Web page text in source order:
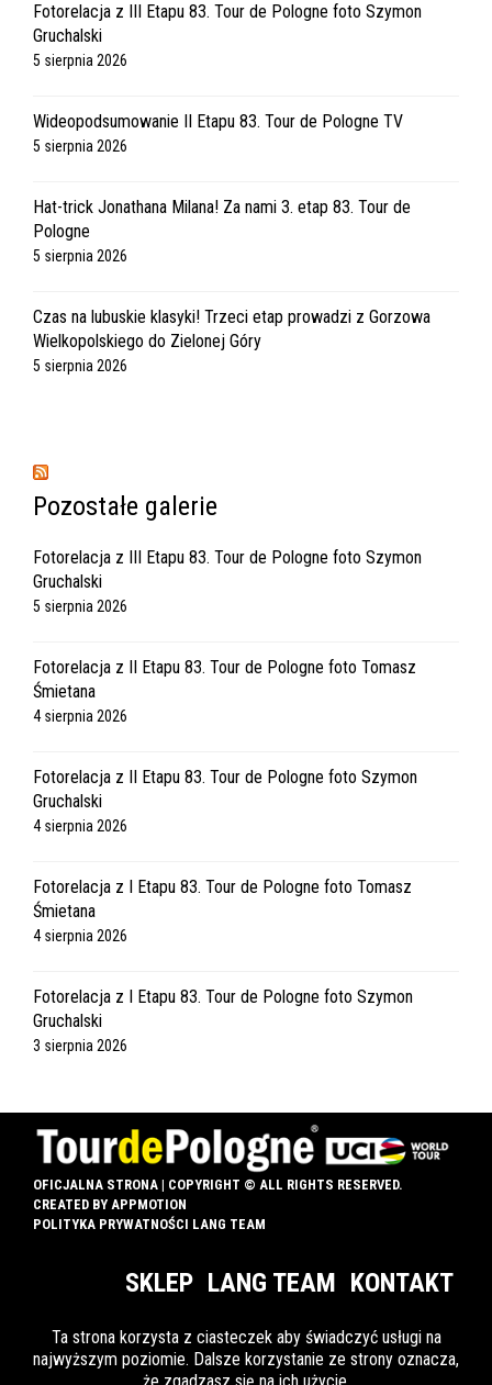
Fotorelacja z III Etapu 83. Tour de Pologne foto Szymon
Gruchalski
5 sierpnia 2026
Wideopodsumowanie II Etapu 83. Tour de Pologne TV
5 sierpnia 2026
Hat-trick Jonathana Milana! Za nami 3. etap 83. Tour de
Pologne
5 sierpnia 2026
Czas na lubuskie klasyki! Trzeci etap prowadzi z Gorzowa
Wielkopolskiego do Zielonej Góry
5 sierpnia 2026
Pozostałe galerie
Fotorelacja z III Etapu 83. Tour de Pologne foto Szymon
Gruchalski
5 sierpnia 2026
Fotorelacja z II Etapu 83. Tour de Pologne foto Tomasz
Śmietana
4 sierpnia 2026
Fotorelacja z II Etapu 83. Tour de Pologne foto Szymon
Gruchalski
4 sierpnia 2026
Fotorelacja z I Etapu 83. Tour de Pologne foto Tomasz
Śmietana
4 sierpnia 2026
Fotorelacja z I Etapu 83. Tour de Pologne foto Szymon
Gruchalski
3 sierpnia 2026
OFICJALNA STRONA | COPYRIGHT © ALL RIGHTS RESERVED.
CREATED BY APPMOTION
POLITYKA PRYWATNOŚCI LANG TEAM
SKLEP LANG TEAM KONTAKT
Ta strona korzysta z ciasteczek aby świadczyć usługi na
najwyższym poziomie. Dalsze korzystanie ze strony oznacza,